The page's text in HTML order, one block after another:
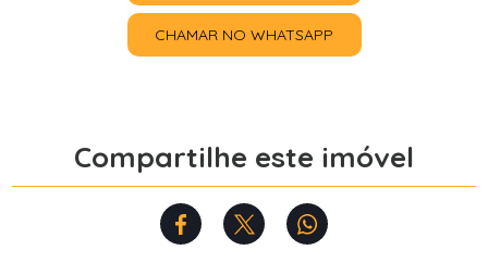
CHAMAR NO WHATSAPP
Compartilhe este imóvel